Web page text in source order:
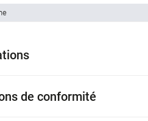
de conformité